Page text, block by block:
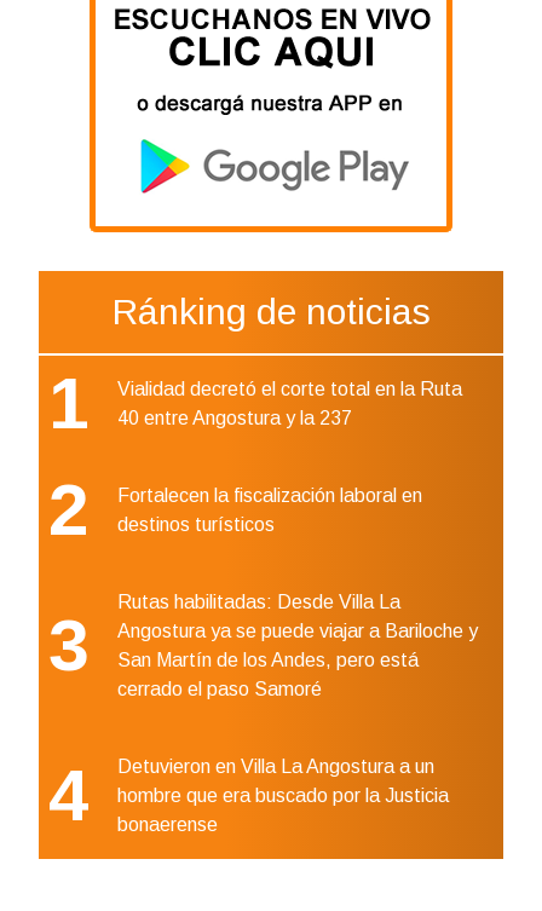
Ránking de noticias
1
Vialidad decretó el corte total en la Ruta
40 entre Angostura y la 237
2
Fortalecen la fiscalización laboral en
destinos turísticos
3
Rutas habilitadas: Desde Villa La
Angostura ya se puede viajar a Bariloche y
San Martín de los Andes, pero está
cerrado el paso Samoré
4
Detuvieron en Villa La Angostura a un
hombre que era buscado por la Justicia
bonaerense